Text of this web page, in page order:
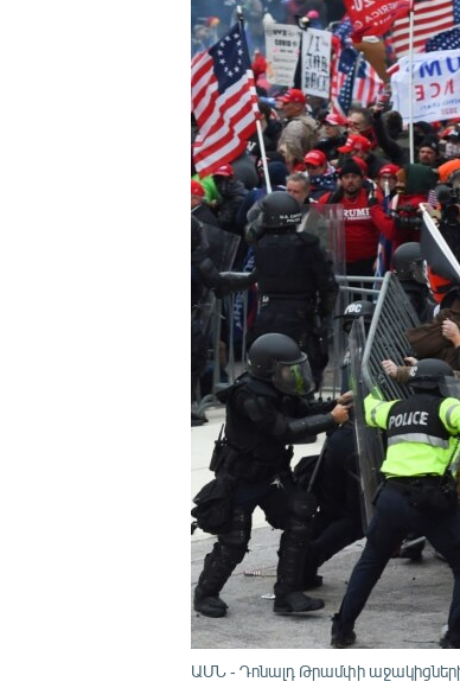
ՄԵԿՆԱԲԱՆՈՒԹՅՈՒՆ
ՁԳՏԵԼՈՎ ԼԱՎԱԳՈՒՅՆԻՆ
ԱՄՆ - Դոնալդ Թրամփի